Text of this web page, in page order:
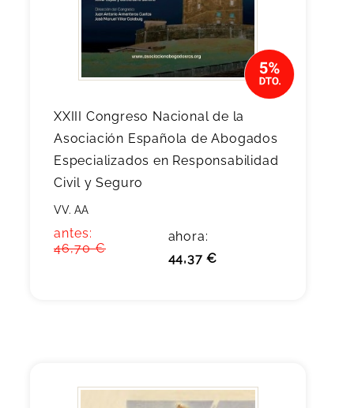
XXIII Congreso Nacional de la
Asociación Española de Abogados
Especializados en Responsabilidad
Civil y Seguro
VV. AA
antes:
46,70 €
ahora:
44,37 €